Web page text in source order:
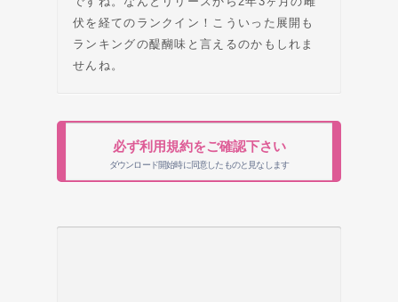
伏を経てのランクイン！こういった展開も
ランキングの醍醐味と言えるのかもしれま
せんね。
必ず利用規約をご確認下さい
ダウンロード開始時に同意したものと見なします